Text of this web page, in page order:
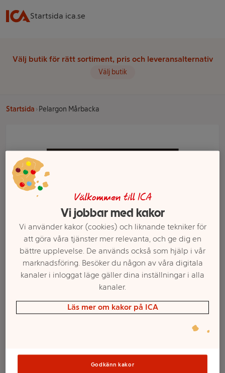
Startsida ica.se
Välj butik för rätt sortiment, pris och leveransalternativ
Välj butik
Startsida Pelargon Mårbacka
Sortimentet kan variera mellan butikerna
Välkommen till ICA
Vi jobbar med kakor
Vi använder kakor (cookies) och liknande tekniker för
att göra våra tjänster mer relevanta, och ge dig en
bättre upplevelse. De används också som hjälp i vår
marknadsföring. Besöker du någon av våra digitala
kanaler i inloggat läge gäller dina inställningar i alla
kanaler.
Läs mer om kakor på ICA
Godkänn kakor